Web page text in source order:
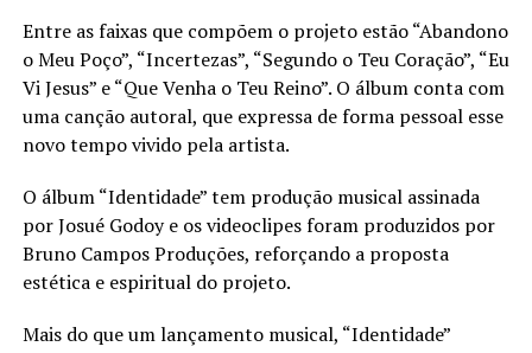
Entre as faixas que compõem o projeto estão “Abandono
o Meu Poço”, “Incertezas”, “Segundo o Teu Coração”, “Eu
Vi Jesus” e “Que Venha o Teu Reino”. O álbum conta com
uma canção autoral, que expressa de forma pessoal esse
novo tempo vivido pela artista.
O álbum “Identidade” tem produção musical assinada
por Josué Godoy e os videoclipes foram produzidos por
Bruno Campos Produções, reforçando a proposta
estética e espiritual do projeto.
Mais do que um lançamento musical, “Identidade”